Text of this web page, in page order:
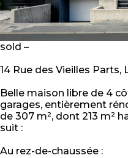
sold –
14 Rue des Vieilles
Belle maison libre de 4
garages, entièrement
de 307 m², dont 213 m²
suit :
Au rez-de-chaussée :